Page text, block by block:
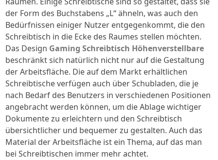
der Form des Buchstabens „L“ ähneln, was auch den
Bedürfnissen einiger Nutzer entgegenkommt, die den
Schreibtisch in die Ecke des Raumes stellen möchten.
Das Design Gaming Schreibtisch Höhenverstellbare
beschränkt sich natürlich nicht nur auf die Gestaltung
der Arbeitsfläche. Die auf dem Markt erhältlichen
Schreibtische verfügen auch über Schubladen, die je
nach Bedarf des Benutzers in verschiedenen Positionen
angebracht werden können, um die Ablage wichtiger
Dokumente zu erleichtern und den Schreibtisch
übersichtlicher und bequemer zu gestalten. Auch das
Material der Arbeitsfläche ist ein Thema, auf das man
bei Schreibtischen immer mehr achtet.